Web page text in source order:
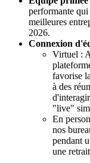
performante qui
meilleures
2026.
Connexion
Virtuel :
favorise
à des
"live"
En
nos
pendant
une